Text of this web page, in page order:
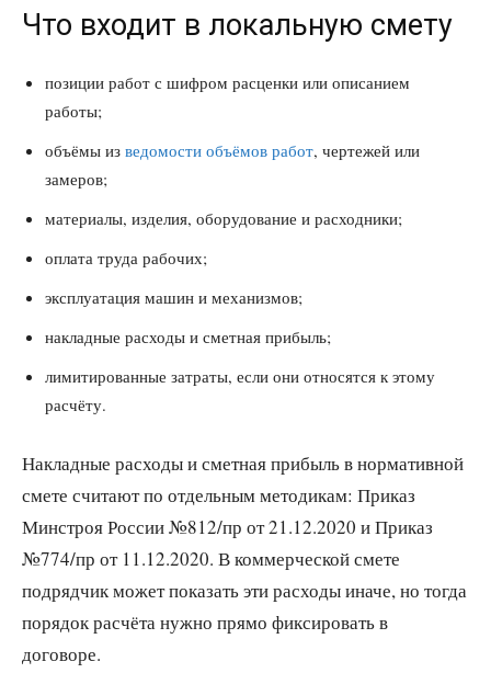
Что входит в локальную смету
позиции работ с шифром расценки или описанием
работы;
объёмы из ведомости объёмов работ, чертежей или
замеров;
материалы, изделия, оборудование и расходники;
оплата труда рабочих;
эксплуатация машин и механизмов;
накладные расходы и сметная прибыль;
лимитированные затраты, если они относятся к этому
расчёту.
Накладные расходы и сметная прибыль в нормативной
смете считают по отдельным методикам: Приказ
Минстроя России №812/пр от 21.12.2020 и Приказ
№774/пр от 11.12.2020. В коммерческой смете
подрядчик может показать эти расходы иначе, но тогда
порядок расчёта нужно прямо фиксировать в
договоре.